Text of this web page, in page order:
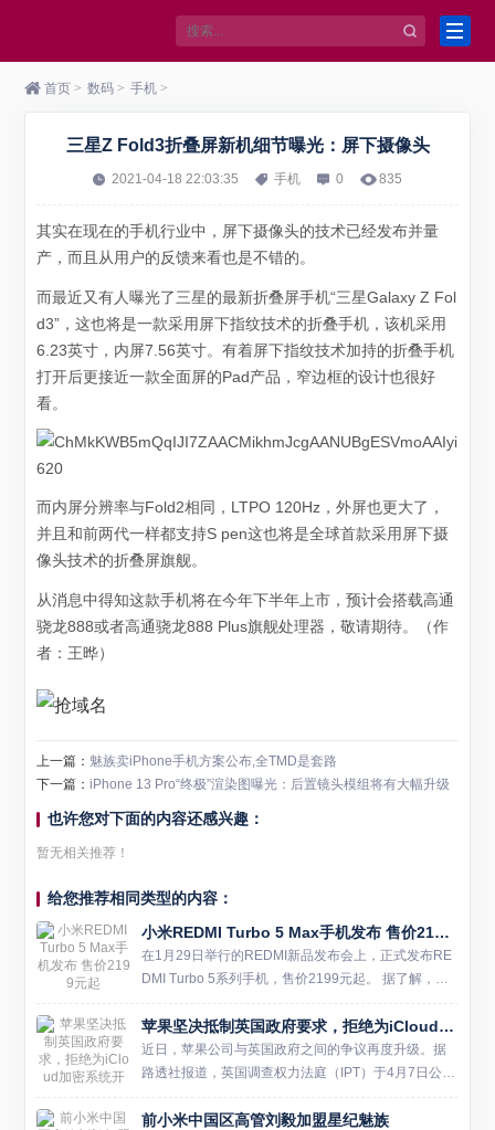
首页 > 数码 > 手机 >
三星Z Fold3折叠屏新机细节曝光：屏下摄像头
2021-04-18 22:03:35 手机 0 835
其实在现在的手机行业中，屏下摄像头的技术已经发布并量
产，而且从用户的反馈来看也是不错的。
而最近又有人曝光了三星的最新折叠屏手机“三星Galaxy Z Fol
d3”，这也将是一款采用屏下指纹技术的折叠手机，该机采用
6.23英寸，内屏7.56英寸。有着屏下指纹技术加持的折叠手机
打开后更接近一款全面屏的Pad产品，窄边框的设计也很好
看。
而内屏分辨率与Fold2相同，LTPO 120Hz，外屏也更大了，
并且和前两代一样都支持S pen这也将是全球首款采用屏下摄
像头技术的折叠屏旗舰。
从消息中得知这款手机将在今年下半年上市，预计会搭载高通
骁龙888或者高通骁龙888 Plus旗舰处理器，敬请期待。（作
者：王晔）
上一篇： 魅族卖iPhone手机方案公布,全TMD是套路
下一篇：iPhone 13 Pro“终极”渲染图曝光：后置镜头模组将有大幅升级
也许您对下面的内容还感兴趣：
暂无相关推荐！
给您推荐相同类型的内容：
小米REDMI Turbo 5 Max手机发布 售价2199元起
在1月29日举行的REDMI新品发布会上，正式发布RE
DMI Turbo 5系列手机，售价2199元起。 据了解，新
机搭载天玑9500s旗舰芯片与3D冰封循环冷泵散热，
配合9000mAh小米金沙江电池与1...
苹果坚决抵制英国政府要求，拒绝为iCloud加密系统开后门
近日，苹果公司与英国政府之间的争议再度升级。据
路透社报道，英国调查权力法庭（IPT）于4月7日公布
了书面裁决，确认苹果正在挑战英国政府要求其为iClo
ud加密系统开设监管后门的命令。与此同时，法庭驳
前小米中国区高管刘毅加盟星纪魅族